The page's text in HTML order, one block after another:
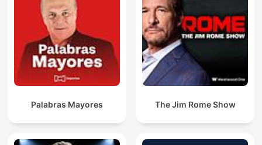
Palabras Mayores The Jim Rome Show